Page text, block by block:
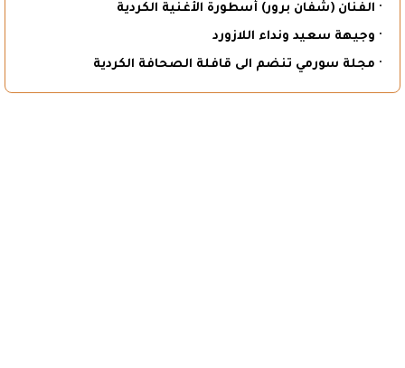
· الفنان (شفان برور) أسطورة الأغنية الكردية
· وجيهة سعيد ونداء اللازورد
· مجلة سورمي تنضم الى قافلة الصحافة الكردية